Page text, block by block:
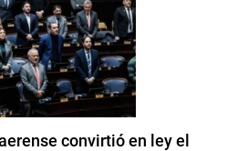
convirtió en ley el